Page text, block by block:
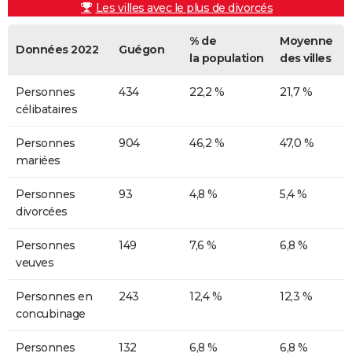
Les villes avec le plus de divorcés
Données 2022 Guégon
% de
la population
Moyenne
des villes
Personnes
célibataires
434 22,2 % 21,7 %
Personnes
mariées
904 46,2 % 47,0 %
Personnes
divorcées
93 4,8 % 5,4 %
Personnes
veuves
149 7,6 % 6,8 %
Personnes en
concubinage
243 12,4 % 12,3 %
Personnes
132 6,8 % 6,8 %